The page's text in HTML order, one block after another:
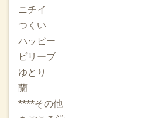
のでよろしければこちらからご覧
2025.06.01
新入職員が入職しました。医療事
非常勤医師1名です。医療事務講座
したい方はぜひご一緒に！6月の
す。自分も相手も信頼しながらコ
仕事していきます。引き続きオン
ニチイ
つくい
ハッピー
ビリーブ
ゆとり
蘭
****その他